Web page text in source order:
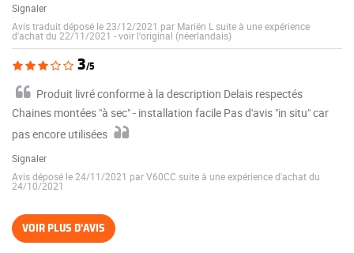
Signaler
Avis traduit déposé le 23/12/2021 par Mariën L suite à une expérience
d'achat du 22/11/2021 -voir l'original (néerlandais)
3/5
Produit livré conforme à la description Delais respectés
Chaines montées "à sec" - installation facile Pas d'avis "in situ" car
pas encore utilisées
Signaler
Avis déposé le 24/11/2021 par V60CC suite à une expérience d'achat du
24/10/2021
VOIR PLUS D'AVIS